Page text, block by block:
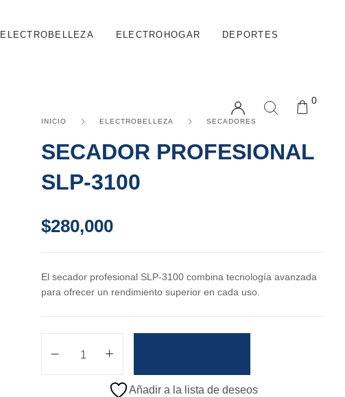
ELECTROBELLEZA ELECTROHOGAR DEPORTES
0
INICIO ELECTROBELLEZA SECADORES
SECADOR PROFESIONAL
SLP-3100
$280,000
El secador profesional SLP-3100 combina tecnología avanzada
para ofrecer un rendimiento superior en cada uso.
Añadir a la lista de deseos